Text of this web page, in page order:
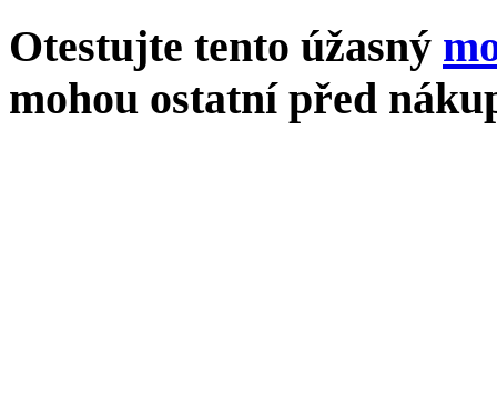
Otestujte tento úžasný
mohou ostatní před